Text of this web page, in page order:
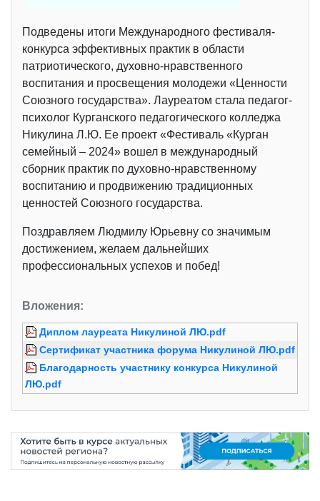
Подведены итоги Международного фестиваля-
конкурса эффективных практик в области
патриотического, духовно-нравственного
воспитания и просвещения молодежи «Ценности
Союзного государства». Лауреатом стала педагог-
психолог Курганского педагогического колледжа
Никулина Л.Ю. Ее проект «Фестиваль «Курган
семейный – 2024» вошел в международный
сборник практик по духовно-нравственному
воспитанию и продвижению традиционных
ценностей Союзного государства.
Поздравляем Людмилу Юрьевну со значимым
достижением, желаем дальнейших
профессиональных успехов и побед!
Вложения:
Диплом лауреата Никулиной ЛЮ.pdf
Сертификат участника форума Никулиной ЛЮ.pdf
Благодарность участнику конкурса Никулиной
ЛЮ.pdf